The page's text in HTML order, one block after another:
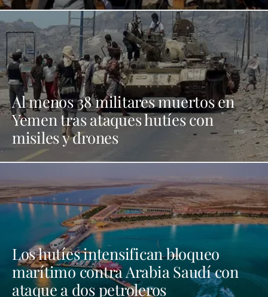
Al menos 38 militares muertos en
Yemen tras ataques hutíes con
misiles y drones
Los hutíes intensifican bloqueo
marítimo contra Arabia Saudí con
ataque a dos petroleros